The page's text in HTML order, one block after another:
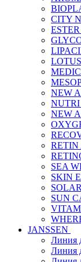
CITY
NEW
NUTRI
NEW
RETIN
SEA
SKIN
SUN
JANSSEN
Линия
Линия